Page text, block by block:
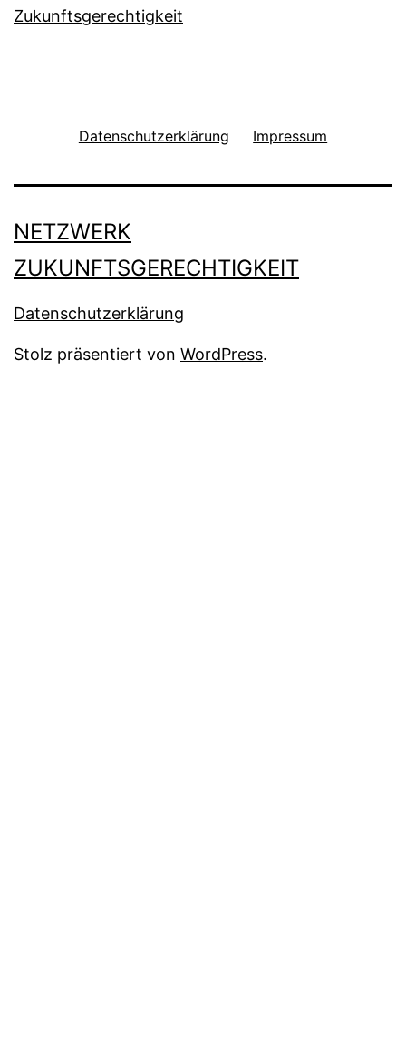
Zukunftsgerechtigkeit
Datenschutzerklärung Impressum
NETZWERK
ZUKUNFTSGERECHTIGKEIT
Datenschutzerklärung
Stolz präsentiert von WordPress.